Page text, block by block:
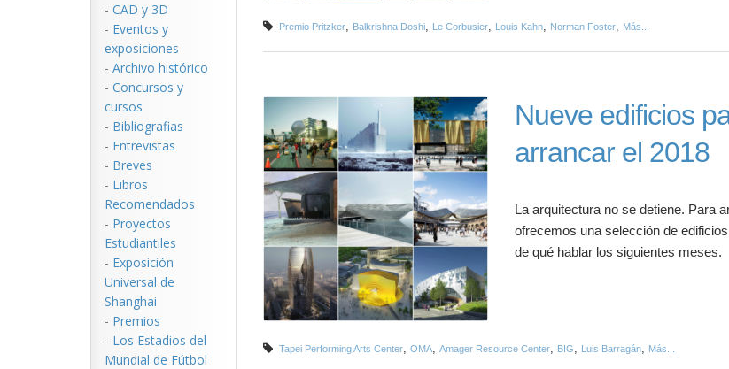
- CAD y 3D
- Eventos y
exposiciones
- Archivo histórico
- Concursos y
cursos
- Bibliografias
- Entrevistas
- Breves
- Libros
Recomendados
- Proyectos
Estudiantiles
- Exposición
Universal de
Shanghai
- Premios
- Los Estadios del
Mundial de Fútbol
Premio Pritzker, Balkrishna Doshi, Le Corbusier, Louis Kahn, Norman Foster, Más...
Nueve edificios
arrancar el 2018
La arquitectura no se detiene. Para
ofrecemos una selección de
de qué hablar los siguientes meses.
Tapei Performing Arts Center, OMA, Amager Resource Center, BIG, Luis Barragán, Más...